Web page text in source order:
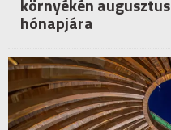
környékén
hónapjára